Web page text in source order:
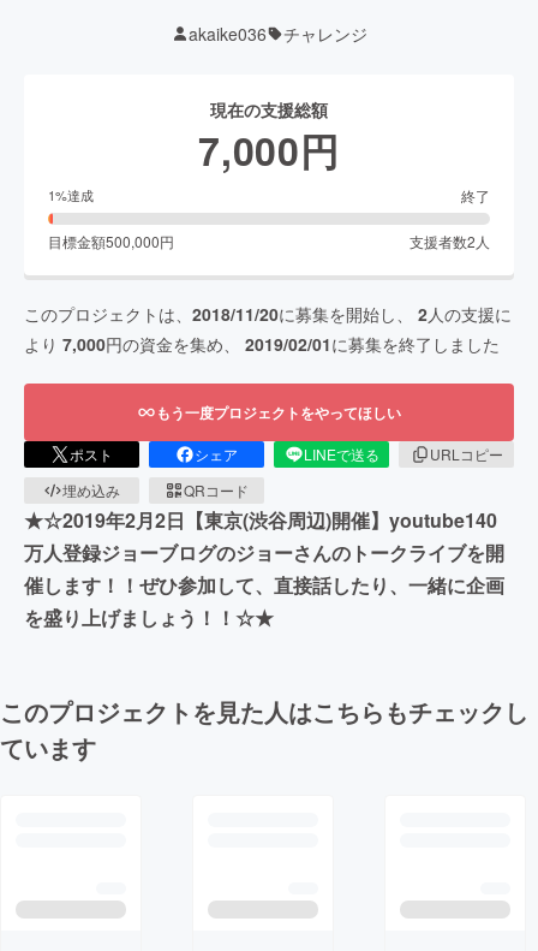
akaike036 チャレンジ
現在の支援総額
7,000円
1%達成 終了
目標金額500,000円 支援者数2 人
このプロジェクトは、 2018/11/20に募集を開始し、 2人の支援に
より 7,000円の資金を集め、 2019/02/01に募集を終了しました
もう一度プロジェクトをやってほしい
ポスト シェア LINEで送る
URLコピー
埋め込み
QRコード
★☆2019年2月2日【東京(渋谷周辺)開催】youtube140
万人登録ジョーブログのジョーさんのトークライブを開
催します！！ぜひ参加して、直接話したり、一緒に企画
を盛り上げましょう！！☆★
このプロジェクトを見た人はこちらもチェックし
ています